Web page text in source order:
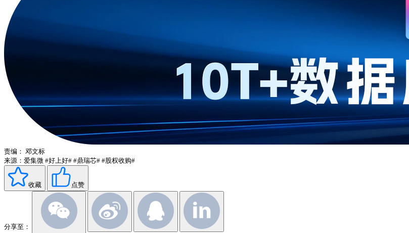
责编： 邓文标
来源：爱集微 #好上好# #鼎瑞芯# #股权收购#
收藏 点赞
分享至：